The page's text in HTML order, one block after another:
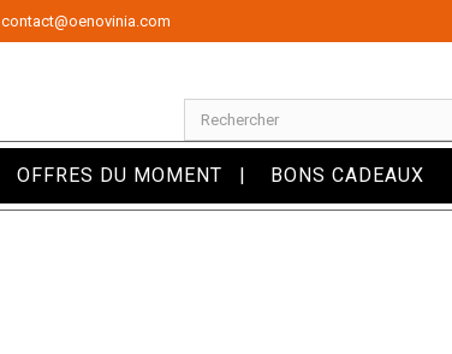
contact@oenovinia.com
OFFRES DU MOMENT BONS CADEAUX